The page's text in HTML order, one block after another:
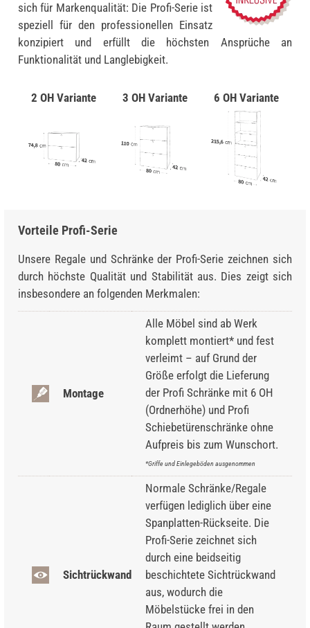
sich für Markenqualität: Die Profi-Serie ist
speziell für den professionellen Einsatz
konzipiert und erfüllt die höchsten Ansprüche an
Funktionalität und Langlebigkeit.
2 OH Variante 3 OH Variante 6 OH Variante
Vorteile Profi-Serie
Unsere Regale und Schränke der Profi-Serie zeichnen sich
durch höchste Qualität und Stabilität aus. Dies zeigt sich
insbesondere an folgenden Merkmalen:
Montage
Alle Möbel sind ab Werk
komplett montiert* und fest
verleimt – auf Grund der
Größe erfolgt die Lieferung
der Profi Schränke mit 6 OH
(Ordnerhöhe) und Profi
Schiebetürenschränke ohne
Aufpreis bis zum Wunschort.
*Griffe und Einlegeböden ausgenommen
Sichtrückwand
Normale Schränke/Regale
verfügen lediglich über eine
Spanplatten-Rückseite. Die
Profi-Serie zeichnet sich
durch eine beidseitig
beschichtete Sichtrückwand
aus, wodurch die
Möbelstücke frei in den